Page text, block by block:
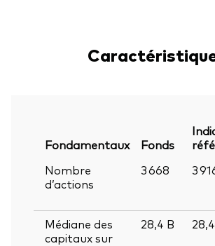
Fondamentaux Fonds
Nombre
d’actions
3 668 3
Médiane des
capitaux sur
28,4 B 28,4